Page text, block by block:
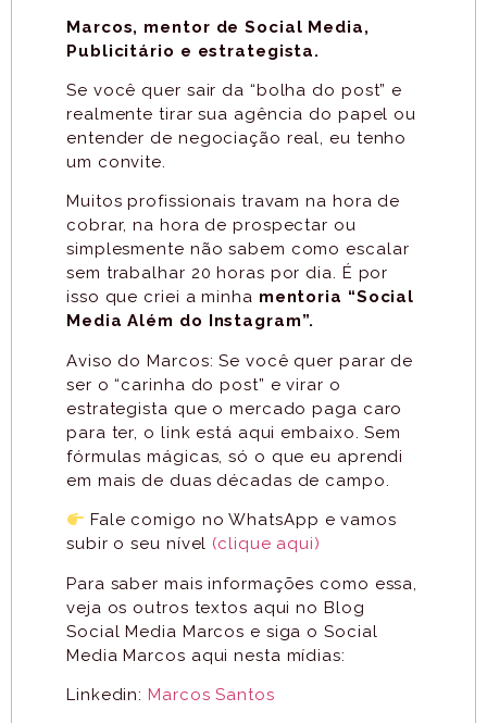
Marcos, mentor de Social Media,
Publicitário e estrategista.
Se você quer sair da “bolha do post” e
realmente tirar sua agência do papel ou
entender de negociação real, eu tenho
um convite.
Muitos profissionais travam na hora de
cobrar, na hora de prospectar ou
simplesmente não sabem como escalar
sem trabalhar 20 horas por dia. É por
isso que criei a minha mentoria “Social
Media Além do Instagram”.
Aviso do Marcos: Se você quer parar de
ser o “carinha do post” e virar o
estrategista que o mercado paga caro
para ter, o link está aqui embaixo. Sem
fórmulas mágicas, só o que eu aprendi
em mais de duas décadas de campo.
Fale comigo no WhatsApp e vamos
subir o seu nível (clique aqui)
Para saber mais informações como essa,
veja os outros textos aqui no Blog
Social Media Marcos e siga o Social
Media Marcos aqui nesta mídias:
Linkedin: Marcos Santos